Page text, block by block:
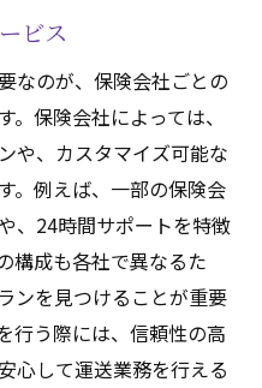
ビス
なのが、保険会社ごとの
保険会社によっては、
や、カスタマイズ可能な
。例えば、一部の保険会
、24時間サポートを特徴
構成も各社で異なるた
ンを見つけることが重要
行う際には、信頼性の高
心して運送業務を行える